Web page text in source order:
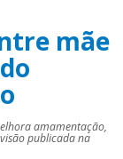
mãe
amamentação,
publicada na